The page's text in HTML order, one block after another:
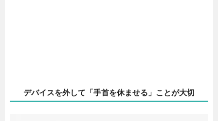
デバイスを外して「手首を休ませる」ことが大切